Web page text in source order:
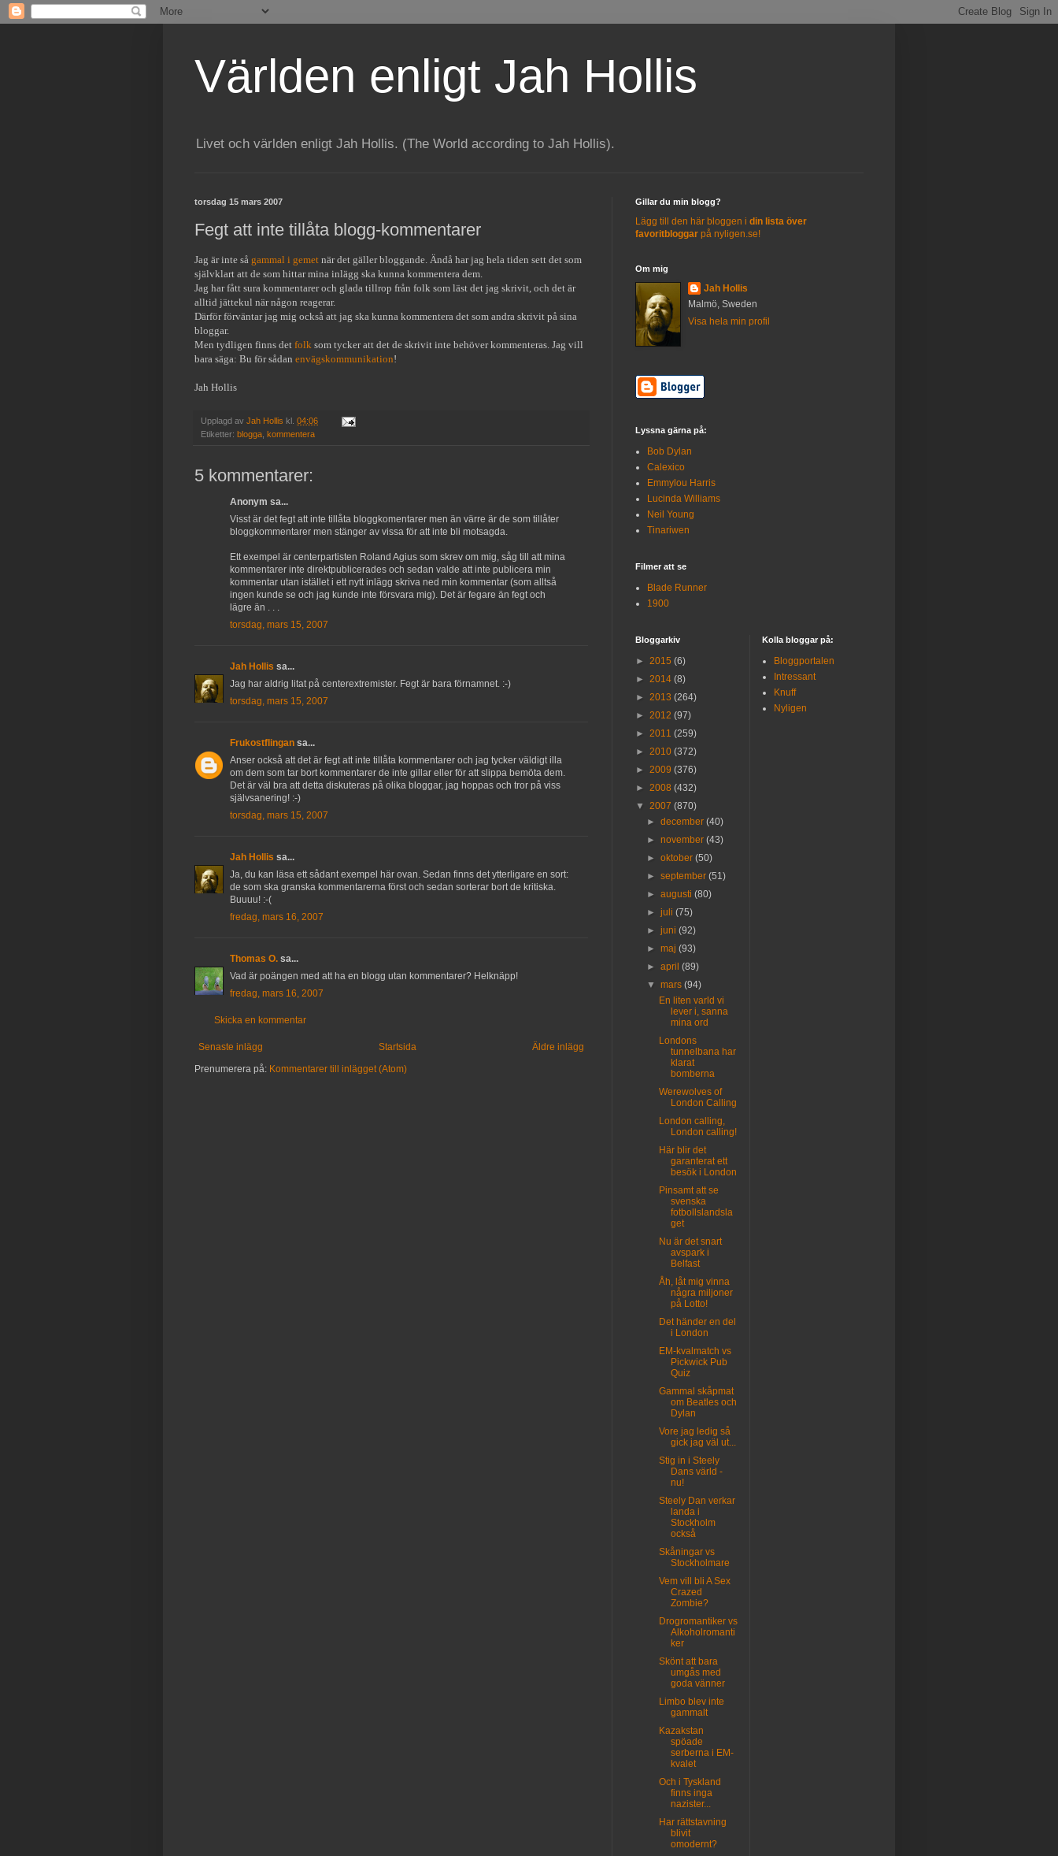
Världen enligt Jah Hollis
Livet och världen enligt Jah Hollis. (The World according to Jah Hollis).
torsdag 15 mars 2007
Fegt att inte tillåta blogg-kommentarer
Jag är inte så gammal i gemet när det gäller bloggande. Ändå har jag hela tiden sett det som
självklart att de som hittar mina inlägg ska kunna kommentera dem.
Jag har fått sura kommentarer och glada tillrop från folk som läst det jag skrivit, och det är
alltid jättekul när någon reagerar.
Därför förväntar jag mig också att jag ska kunna kommentera det som andra skrivit på sina
bloggar.
Men tydligen finns det folk som tycker att det de skrivit inte behöver kommenteras. Jag vill
bara säga: Bu för sådan envägskommunikation!
Jah Hollis
Upplagd av Jah Hollis kl. 04:06
Etiketter: blogga kommentera
5 kommentarer:
Anonym sa...
Visst är det fegt att inte tillåta bloggkomentarer men än värre är de som tillåter
bloggkommentarer men stänger av vissa för att inte bli motsagda.
Ett exempel är centerpartisten Roland Agius som skrev om mig, såg till att mina
kommentarer inte direktpublicerades och sedan valde att inte publicera min
kommentar utan istället i ett nytt inlägg skriva ned min kommentar (som alltså
ingen kunde se och jag kunde inte försvara mig). Det är fegare än fegt och
lägre än . . .
torsdag, mars 15, 2007
Jah Hollis sa...
Jag har aldrig litat på centerextremister. Fegt är bara förnamnet. :-)
torsdag, mars 15, 2007
Frukostflingan sa...
Anser också att det är fegt att inte tillåta kommentarer och jag tycker väldigt illa
om dem som tar bort kommentarer de inte gillar eller för att slippa bemöta dem.
Det är väl bra att detta diskuteras på olika bloggar, jag hoppas och tror på viss
självsanering! :-)
torsdag, mars 15, 2007
Jah Hollis sa...
Ja, du kan läsa ett sådant exempel här ovan. Sedan finns det ytterligare en sort:
de som ska granska kommentarerna först och sedan sorterar bort de kritiska.
Buuuu! :-(
fredag, mars 16, 2007
Thomas O. sa...
Vad är poängen med att ha en blogg utan kommentarer? Helknäpp!
fredag, mars 16, 2007
Skicka en kommentar
Senaste inlägg Äldre inlägg
Startsida
Prenumerera på: Kommentarer till inlägget (Atom)
Gillar du min blogg?
Lägg till den här bloggen i din lista över
favoritbloggar på nyligen.se!
Om mig
Jah Hollis
Malmö, Sweden
Visa hela min profil
Lyssna gärna på:
Bob Dylan
Calexico
Emmylou Harris
Lucinda Williams
Neil Young
Tinariwen
Filmer att se
Blade Runner
1900
Bloggarkiv
► 2015 (6)
► 2014 (8)
► 2013 (264)
► 2012 (97)
► 2011 (259)
► 2010 (372)
► 2009 (376)
► 2008 (432)
▼ 2007 (870)
►december(40)
►november(43)
►oktober(50)
►september(51)
►augusti(80)
►juli(75)
►juni(92)
►maj(93)
►april(89)
▼mars(94)
En liten varld vi
lever i, sanna
mina ord
Londons
tunnelbana har
klarat
bomberna
Werewolves of
London Calling
London calling,
London calling!
Här blir det
garanterat ett
besök i London
Pinsamt att se
svenska
fotbollslandsla
get
Nu är det snart
avspark i
Belfast
Åh, låt mig vinna
några miljoner
på Lotto!
Det händer en del
i London
EM-kvalmatch vs
Pickwick Pub
Quiz
Gammal skåpmat
om Beatles och
Dylan
Vore jag ledig så
gick jag väl ut...
Stig in i Steely
Dans värld -
nu!
Steely Dan verkar
landa i
Stockholm
också
Skåningar vs
Stockholmare
Vem vill bli A Sex
Crazed
Zombie?
Drogromantiker vs
Alkoholromanti
ker
Skönt att bara
umgås med
goda vänner
Limbo blev inte
gammalt
Kazakstan
spöade
serberna i EM-
kvalet
Och i Tyskland
finns inga
nazister...
Har rättstavning
blivit
omodernt?
Kolla bloggar på:
Bloggportalen
Intressant
Knuff
Nyligen